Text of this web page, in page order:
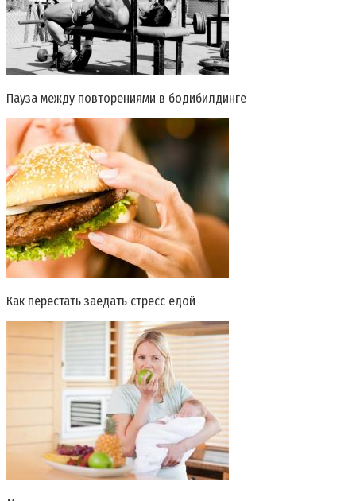
Пауза между повторениями в бодибилдинге
Как перестать заедать стресс едой